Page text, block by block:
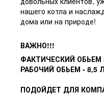
нашего котла и
дома или на природе!
ВАЖНО!!!
ФАКТИЧЕСКИЙ ОБЬЕМ
РАБОЧИЙ ОБЬЕМ - 8,5 Л
ПОДОЙДЕТ ДЛЯ